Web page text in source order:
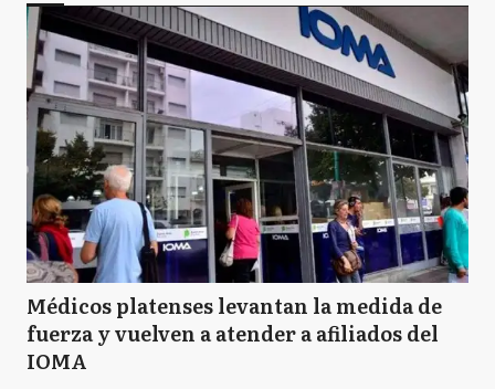
Médicos platenses levantan la medida de
fuerza y vuelven a atender a afiliados del
IOMA